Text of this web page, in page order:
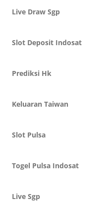
Live Draw Sgp
Slot Deposit Indosat
Prediksi Hk
Keluaran Taiwan
Slot Pulsa
Togel Pulsa Indosat
Live Sgp